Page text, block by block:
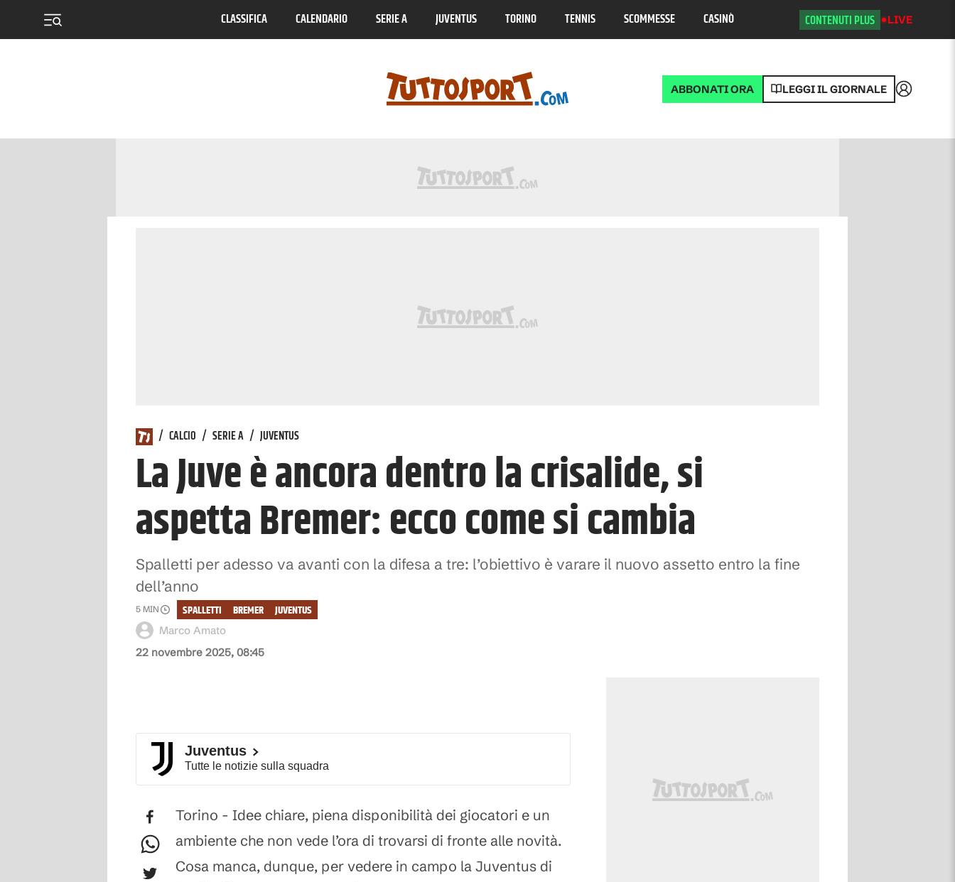
CLASSIFICA CALENDARIO SERIE A JUVENTUS TORINO TENNIS SCOMMESSE CASINÒ CONTENUTI PLUS LIVE
ABBONATI ORA LEGGI IL GIORNALE Accedi
/ CALCIO / SERIE A / JUVENTUS
La Juve è ancora dentro la crisalide, si
aspetta Bremer: ecco come si cambia
Spalletti per adesso va avanti con la difesa a tre: l’obiettivo è varare il nuovo assetto entro la fine
dell’anno
22 novembre 2025, 08:45
Marco Amato
5 MIN JUVENTUS
BREMER
SPALLETTI
Juventus
Tutte le notizie sulla squadra
Torino - Idee chiare, piena disponibilità dei giocatori e un
ambiente che non vede l’ora di trovarsi di fronte alle novità.
Cosa manca, dunque, per vedere in campo la Juventus di